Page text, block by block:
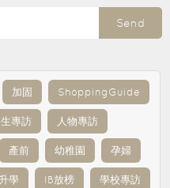
Send
加固 ShoppingGuide
專訪 人物專訪
產前 幼稚園 孕婦
學 IB放榜 學校專訪